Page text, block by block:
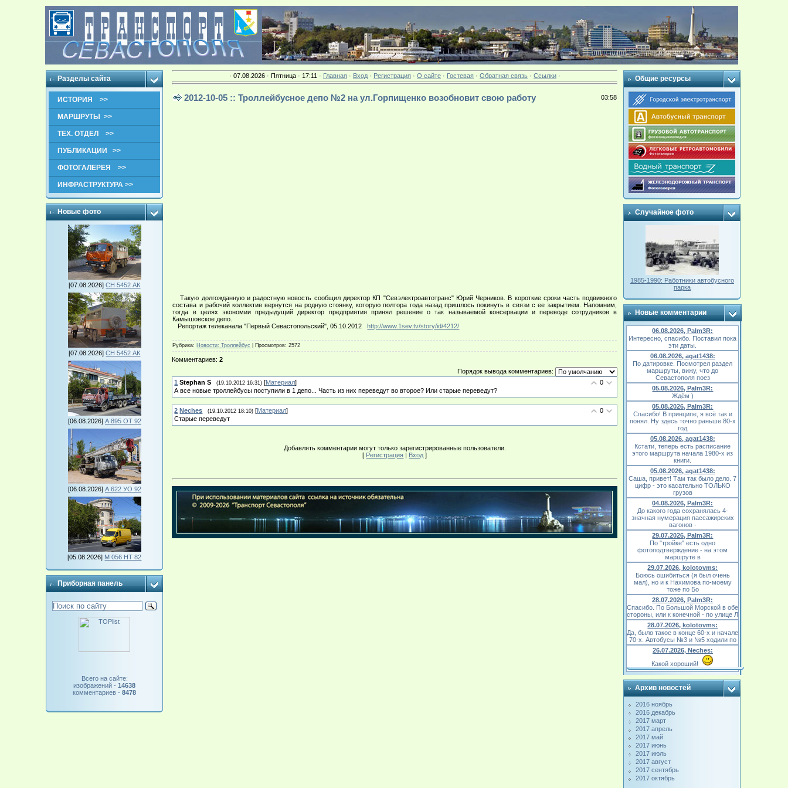
Разделы сайта
ИСТОРИЯ >>
МАРШРУТЫ >>
ТЕХ. ОТДЕЛ >>
ПУБЛИКАЦИИ >>
ФОТОГАЛЕРЕЯ >>
ИНФРАСТРУКТУРА >>
Новые фото
[07.08.2026]СН 5452 АК
[07.08.2026]СН 5452 АК
[06.08.2026] А 895 ОТ 92
[06.08.2026] А 622 УО 92
[05.08.2026] М 056 НТ 82
Приборная панель
Всего на сайте:
изображений -14638
комментариев -8478
· 07.08.2026 · Пятница · 17:11 · Главная· Вход· Регистрация· О сайте· Гостевая· Обратная связь· Ссылки·
2012-10-05 :: Троллейбусное депо №2 на ул.Горпищенко возобновит свою работу 03:58
Такую долгожданную и радостную новость сообщил директор КП "Севэлектроавтотранс" Юрий Черников. В короткие сроки часть подвижного
состава и рабочий коллектив вернутся на родную стоянку, которую полтора года назад пришлось покинуть в связи с ее закрытием. Напомним,
тогда в целях экономии предыдущий директор предприятия принял решение о так называемой консервации и переводе сотрудников в
Камышовское депо.
Репортаж телеканала "Первый Севастопольский", 05.10.2012http://www.1sev.tv/story/id/4212/
Рубрика: Новости: Троллейбус Просмотров: 2572
Комментариев:2
Порядок вывода комментариев:
0
1 Stephan S (19.10.2012 16:31) [Материал]
А все новые троллейбусы поступили в 1 депо... Часть из них переведут во второе? Или старые переведут?
0
2 Neches (19.10.2012 18:10) [Материал]
Старые переведут
Добавлять комментарии могут только зарегистрированные пользователи.
[ Регистрация | Вход ]
Общие ресурсы
Случайное фото
1985-1990: Работники автобусного
парка
Новые комментарии
06.08.2026, Palm3R:
Интересно, спасибо. Поставил пока
эти даты.
06.08.2026, agat1438:
По датировке. Посмотрел раздел
маршруты, вижу, что до
Севастополя поез
05.08.2026, Palm3R:
Ждём )
05.08.2026, Palm3R:
Спасибо! В принципе, я всё так и
понял. Ну здесь точно раньше 80-х
год
05.08.2026, agat1438:
Кстати, теперь есть расписание
этого маршрута начала 1980-х из
книги.
05.08.2026, agat1438:
Саша, привет! Там так было дело. 7
цифр - это касательно ТОЛЬКО
грузов
04.08.2026, Palm3R:
До какого года сохранялась 4-
значная нумерация пассажирских
вагонов -
29.07.2026, Palm3R:
По "тройке" есть одно
фотоподтверждение - на этом
маршруте в
29.07.2026, kolotovms:
Боюсь ошибиться (я был очень
мал), но и к Нахимова по-моему
тоже по Бо
28.07.2026, Palm3R:
Спасибо. По Большой Морской в обе
стороны, или к конечной - по улице Л
28.07.2026, kolotovms:
Да, было такое в конце 60-х и начале
70-х. Автобусы №3 и №5 ходили по
26.07.2026, Neches:
Какой хороший!
Архив новостей
2016 ноябрь
2016 декабрь
2017 март
2017 апрель
2017 май
2017 июнь
2017 июль
2017 август
2017 сентябрь
2017 октябрь